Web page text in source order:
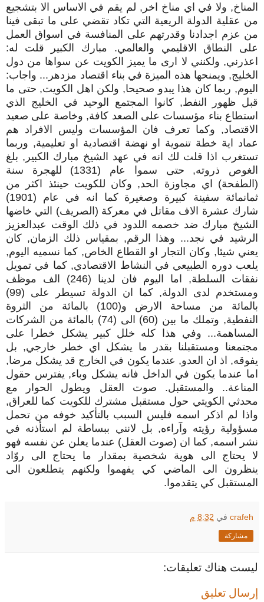
المناخ, ولا في اي مناخ اخر, لم يقم في الاساس الا بتشجيع
من عقلية الدولة الريعية التي تكاد تقضي على ما تبقى فينا
من عزم اجدادنا وقدرتهم على المنافسة في اسواق العمل
على النطاق الاقليمي والعالمي. مبارك الكبير قلت له:
اعذرني, ولكنني لا ارى ما يميز الكويت عن سواها من دول
الخليج, ويمنحها هذه الميزة في بناء اقتصاد مزدهر... واجاب:
اليوم, ربما كان هذا يبدو صحيحا, ولكن اهل الكويت, حتى ما
قبل ظهور النفط, كانوا المجتمع الوحيد في الخليج الذي
استطاع بناء مؤسسات على الصعد كافة, وخاصة على صعيد
الاقتصاد, وكما تعرف فان المؤسسات وليس الافراد هم
عماد اية خطة تنموية او نهضة اقتصادية او تعليمية, وربما
تستغرب اذا قلت لك انه في عهد الشيخ مبارك الكبير, بلغ
الغوص ذروته, حتى سموا عام (1331) للهجرة سنة
(الطفحة) اي مجاوزة الحد, وكان للكويت حينئذ اكثر من
ثمانمائة سفينة كبيرة وصغيرة كما انه في عام (1901)
شارك عشرة الاف مقاتل في معركة (الصريف) التي خاضها
الشيخ مبارك ضد خصمه اللدود في ذلك الوقت عبدالعزيز
الرشيد في نجد... وهذا الرقم, بمقياس ذلك الزمان, كان
يعني شيئا, وكان التجار او القطاع الخاص, كما نسميه اليوم,
يلعب دوره الطبيعي في النشاط الاقتصادي, كما في تمويل
نفقات السلطة, اما اليوم فان لدينا (246) الف موظف
ومستخدم لدى الدولة, كما ان الدولة تسيطر على (99)
بالمائة من مساحة الارض و(100) بالمائة من الثروة
النفطية, وتملك ما بين (60) الى (74) بالمائة من الشركات
المساهمة... وفي هذا كله خلل كبير يشكل خطرا على
مجتمعنا ومستقبلنا بقدر ما يشكل اي خطر خارجي, بل
يفوقه, اذ ان العدو, عندما يكون في الخارج قد يشكل مرضا,
اما عندما يكون في الداخل فانه يشكل وباء, يفترس حقول
المناعة.. والمستقبل. صوت العقل ويطول الحوار مع
محدثي الكويتي حول مستقبل مشترك للكويت كما للعراق,
واذا لم اذكر اسمه فليس السبب بالتأكيد خوفه من تحمل
مسؤولية رؤيته وآراءه, بل لانني ببساطة لم استأذنه في
نشر اسمه, كما ان (صوت العقل) عندما يعلن عن نفسه فهو
لا يحتاج الى هوية شخصية بمقدار ما يحتاج الى روّاد
ينظرون الى الماضي كي يفهموا ولكنهم يتطلعون الى
المستقبل كي يتقدموا.
crafeh في 8:32 م
مشاركة
ليست هناك تعليقات:
إرسال تعليق